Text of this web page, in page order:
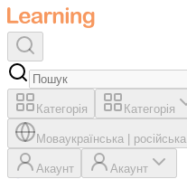
Категорія Категорія
Моваукраїнська російська
Акаунт Акаунт